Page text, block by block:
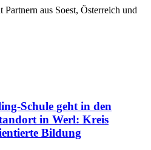
aus Soest, Österreich und
Schule geht in den
in Werl: Kreis
Bildung